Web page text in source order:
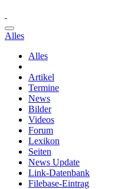
Alles
Alles
Artikel
Termine
News
Bilder
Videos
Forum
Lexikon
Seiten
News Update
Link-Datenbank
Filebase-Eintrag